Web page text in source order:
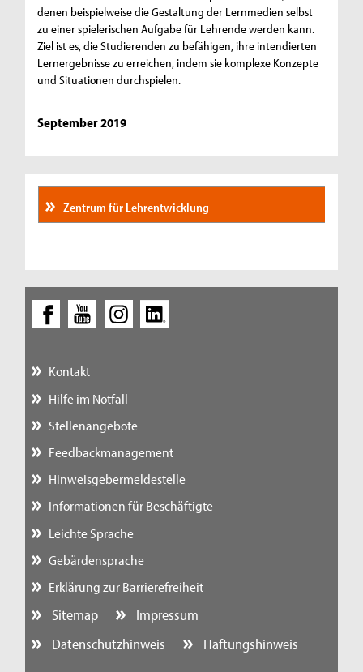
denen beispielweise die Gestaltung der Lernmedien selbst
zu einer spielerischen Aufgabe für Lehrende werden kann.
Ziel ist es, die Studierenden zu befähigen, ihre intendierten
Lernergebnisse zu erreichen, indem sie komplexe Konzepte
und Situationen durchspielen.
September 2019
Zentrum für Lehrentwicklung
Kontakt
Hilfe im Notfall
Stellenangebote
Feedbackmanagement
Hinweisgebermeldestelle
Informationen für Beschäftigte
Leichte Sprache
Gebärdensprache
Erklärung zur Barrierefreiheit
Sitemap
Impressum
Datenschutzhinweis
Haftungshinweis